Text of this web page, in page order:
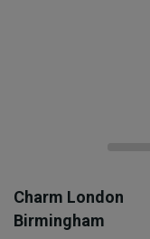
Charm London
Birmingham